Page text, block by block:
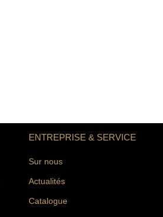
ENTREPRISE & SERVICE
Sur nous
Actualités
Catalogue